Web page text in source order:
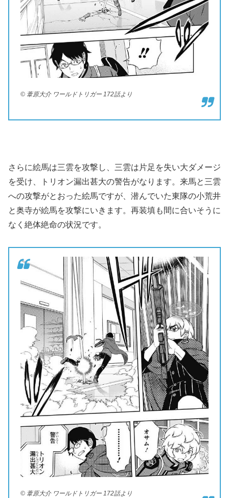
© 葦原大介 ワールドトリガー 172話より
さらに絵馬は三雲を攻撃し、三雲は片足を失い大ダメージ
を受け、トリオン漏出甚大の警告がなります。来馬と三雲
への攻撃がとおった絵馬ですが、潜んでいた東隊の小荒井
と奥寺が絵馬を攻撃にいきます。再装填も間に合いそうに
なく絶体絶命の状況です。
© 葦原大介 ワールドトリガー 172話より